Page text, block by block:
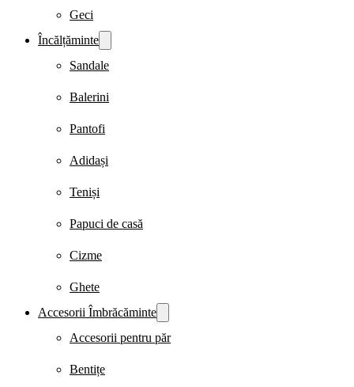
Geci
Încălțăminte
Sandale
Balerini
Pantofi
Adidași
Teniși
Papuci de casă
Cizme
Ghete
Accesorii Îmbrăcăminte
Accesorii pentru păr
Bentițe